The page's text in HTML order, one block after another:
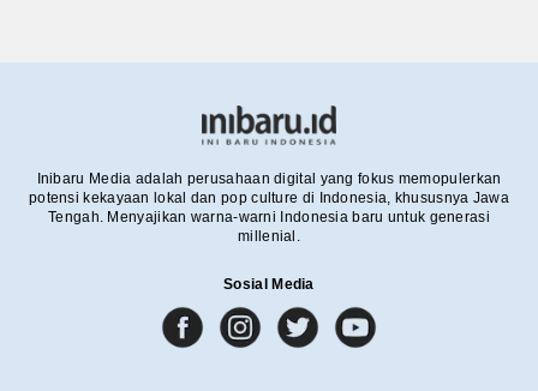
Inibaru Media adalah perusahaan digital yang fokus memopulerkan
potensi kekayaan lokal dan pop culture di Indonesia, khususnya Jawa
Tengah. Menyajikan warna-warni Indonesia baru untuk generasi
millenial.
Sosial Media